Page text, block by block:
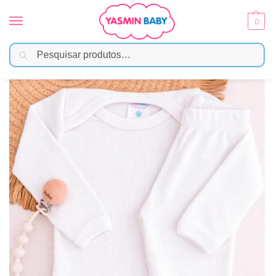
0
Início Moda Bebê / Menina / Conjunto Body Bebê Pagão Canelado Longo – Branco